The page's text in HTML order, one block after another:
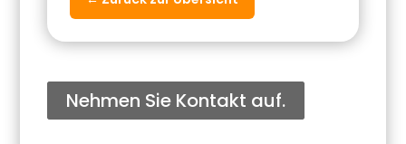
Nehmen Sie Kontakt auf.